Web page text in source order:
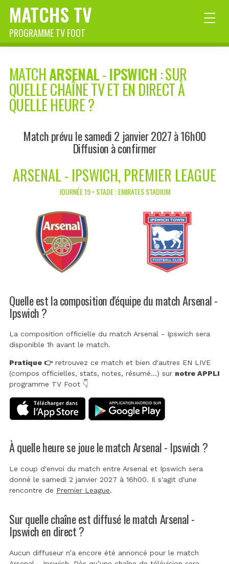
MATCHS TV
PROGRAMME TV FOOT
MATCHARSENAL-IPSWICH : SUR
QUELLE CHAÎNE TV ET EN DIRECT À
QUELLE HEURE ?
Match prévu le samedi 2 janvier 2027 à 16h00
Diffusion à confirmer
ARSENAL - IPSWICH, PREMIER LEAGUE
JOURNÉE 19 • STADE : EMIRATES STADIUM
Quelle est la composition d'équipe du match Arsenal -
Ipswich ?
La composition officielle du match Arsenal - Ipswich sera
disponible 1h avant le match.
Pratique 👉retrouvez ce match et bien d'autres EN LIVE
(compos officielles, stats, notes, résumé...) sur notre APPLI
programme TV Foot 👇
À quelle heure se joue le match Arsenal - Ipswich ?
Le coup d'envoi du match entre Arsenal et Ipswich sera
donné le samedi 2 janvier 2027 à 16h00. Il s'agit d'une
rencontre de Premier League.
Sur quelle chaîne est diffusé le match Arsenal -
Ipswich en direct ?
Aucun diffuseur n’a encore été annoncé pour le match